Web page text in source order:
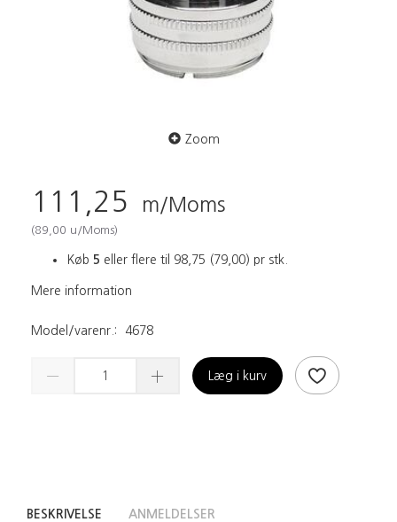
Zoom
111,25 m/Moms
(89,00 u/Moms)
Køb 5 eller flere til 98,75 (79,00) pr stk.
Mere information
Model/varenr.: 4678
Læg i kurv
BESKRIVELSE ANMELDELSER